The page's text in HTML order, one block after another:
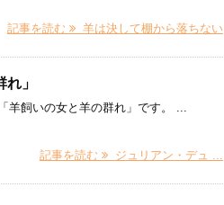
記事を読む 羊は決して棚から落ちない
」
飼いの女と羊の群れ」です。 ...
記事を読む ジュリアン・デュ ...